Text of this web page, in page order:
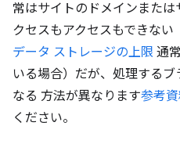
常はサイトのドメインまた
クセスもアクセスもできない
データ ストレージの上限 通
いる場合）だが、処理する
なる 方法が異なります参考
ください。